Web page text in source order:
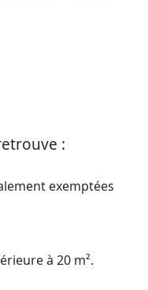
:
exemptées
à 20 m².